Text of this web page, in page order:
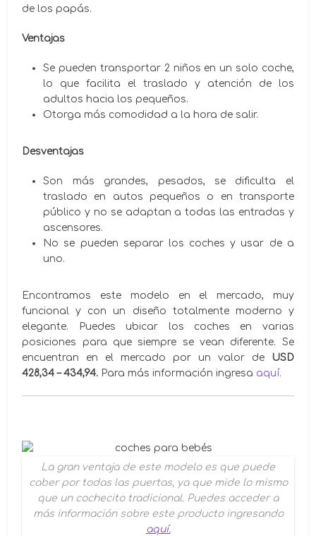
de los papás.
Ventajas
Se pueden transportar 2 niños en un solo coche,
lo que facilita el traslado y atención de los
adultos hacia los pequeños.
Otorga más comodidad a la hora de salir.
Desventajas
Son más grandes, pesados, se dificulta el
traslado en autos pequeños o en transporte
público y no se adaptan a todas las entradas y
ascensores.
No se pueden separar los coches y usar de a
uno.
Encontramos este modelo en el mercado, muy
funcional y con un diseño totalmente moderno y
elegante. Puedes ubicar los coches en varias
posiciones para que siempre se vean diferente. Se
encuentran en el mercado por un valor de
USD
428,34 – 434,94. Para más información ingresa aquí.
La gran ventaja de este modelo es que puede
caber por todas las puertas, ya que mide lo mismo
que un cochecito tradicional. Puedes acceder a
más información sobre este producto ingresando
aquí.